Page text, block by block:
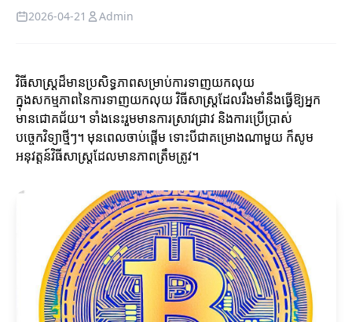
2026-04-21 Admin
វិធីសាស្ត្រដ៏មានប្រសិទ្ធភាពសម្រាប់ការទាញយកលុយ
ក្នុងសកម្មភាពនៃការទាញយកលុយ វិធីសាស្ត្រដែលរឹងមាំនឹងធ្វើឱ្យអ្នក
មានជោគជ័យ។ ទាំងនេះរួមមានការស្រាវជ្រាវ និងការប្រើប្រាស់
បច្ចេកវិទ្យាថ្មីៗ។ មុនពេលចាប់ផ្តើម ទោះបីជាគម្រោងណាមួយ ក៏សូម
អនុវត្តន៍វិធីសាស្ត្រដែលមានភាពត្រឹមត្រូវ។